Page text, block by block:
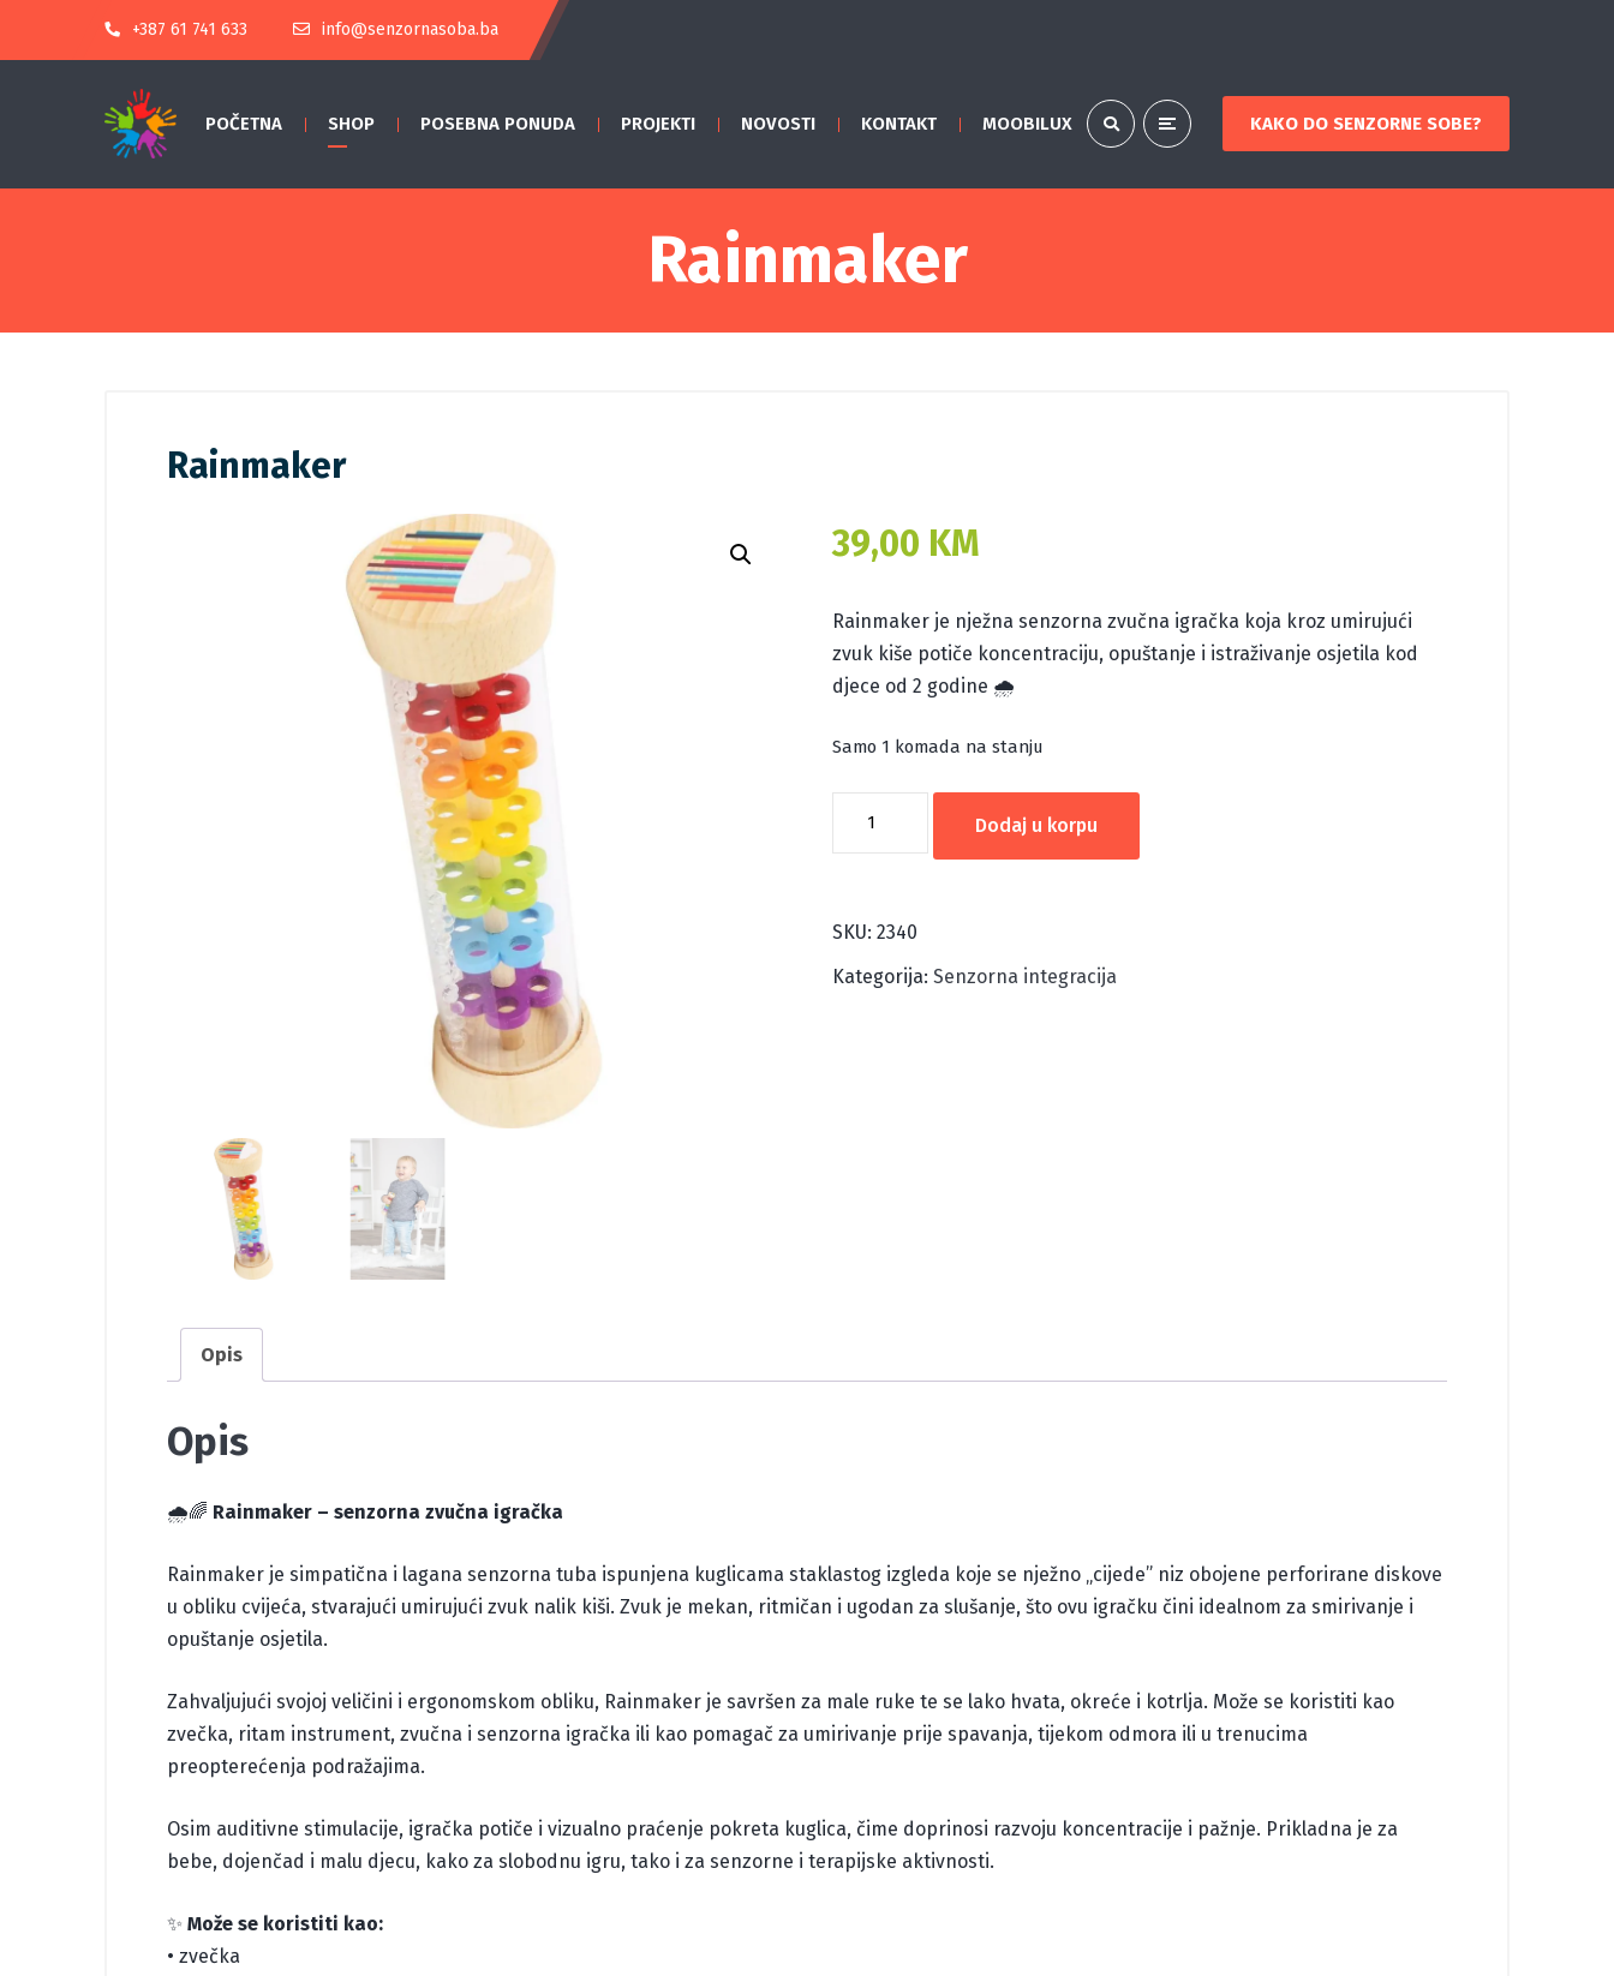
+387 61 741 633 info@senzornasoba.ba
KAKO DO SENZORNE SOBE?
POČETNA SHOP POSEBNA PONUDA PROJEKTI NOVOSTI KONTAKT MOOBILUX
Rainmaker
Rainmaker
39,00 KM
Rainmaker je nježna senzorna zvučna igračka koja kroz umirujući
zvuk kiše potiče koncentraciju, opuštanje i istraživanje osjetila kod
djece od 2 godine 🌧️
Samo 1 komada na stanju
Dodaj u korpu
SKU:2340
Kategorija:Senzorna integracija
Opis
Opis
🌧️🌈 Rainmaker – senzorna zvučna igračka
Rainmaker je simpatična i lagana senzorna tuba ispunjena kuglicama staklastog izgleda koje se nježno „cijede” niz obojene perforirane diskove
u obliku cvijeća, stvarajući umirujući zvuk nalik kiši. Zvuk je mekan, ritmičan i ugodan za slušanje, što ovu igračku čini idealnom za smirivanje i
opuštanje osjetila.
Zahvaljujući svojoj veličini i ergonomskom obliku, Rainmaker je savršen za male ruke te se lako hvata, okreće i kotrlja. Može se koristiti kao
zvečka, ritam instrument, zvučna i senzorna igračka ili kao pomagač za umirivanje prije spavanja, tijekom odmora ili u trenucima
preopterećenja podražajima.
Osim auditivne stimulacije, igračka potiče i vizualno praćenje pokreta kuglica, čime doprinosi razvoju koncentracije i pažnje. Prikladna je za
bebe, dojenčad i malu djecu, kako za slobodnu igru, tako i za senzorne i terapijske aktivnosti.
✨ Može se koristiti kao:
• zvečka